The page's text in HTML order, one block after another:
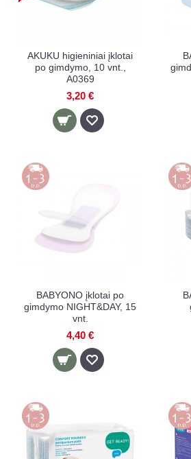
AKUKU higieniniai įklotai
po gimdymo, 10 vnt.,
A0369
3,20 €
BABYONO įklotai po
gimdymo NIGHT&DAY, 15
vnt.
4,40 €